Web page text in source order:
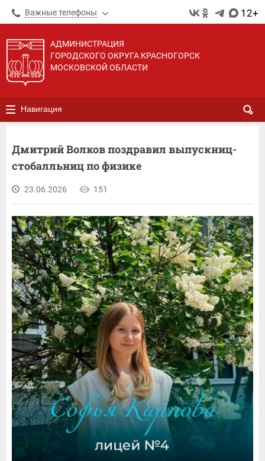
Важные телефоны 12+
АДМИНИСТРАЦИЯ
ГОРОДСКОГО ОКРУГА КРАСНОГОРСК
МОСКОВСКОЙ ОБЛАСТИ
Навигация
Дмитрий Волков поздравил выпускниц-
стобалльниц по физике
23.06.2026 151